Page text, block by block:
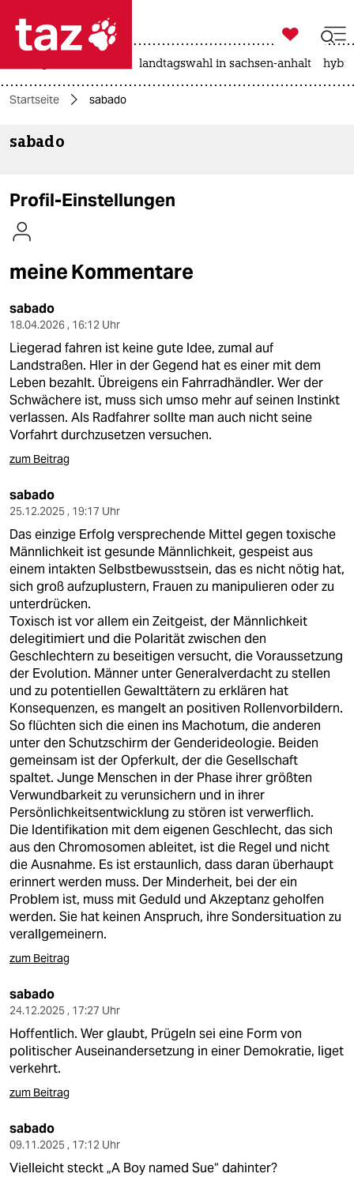
 taz zahl ich
themen
kultur
sport
berlin
nord
wahrheit
verlag
verlag
shop
fragen & hilfe
unterstützen
abo
genossenschaft
epaper login

taz zahl ich
landtagswahl in sachsen-anhalt
Startseite sabado
sabado
Profil-Einstellungen
meine Kommentare
sabado
18.04.2026 , 16:12 Uhr
Liegerad fahren ist keine gute Idee, zumal auf
Landstraßen. HIer in der Gegend hat es einer mit dem
Leben bezahlt. Übreigens ein Fahrradhändler. Wer der
Schwächere ist, muss sich umso mehr auf seinen Instinkt
verlassen. Als Radfahrer sollte man auch nicht seine
Vorfahrt durchzusetzen versuchen.
zum Beitrag
sabado
25.12.2025 , 19:17 Uhr
Das einzige Erfolg versprechende Mittel gegen toxische
Männlichkeit ist gesunde Männlichkeit, gespeist aus
einem intakten Selbstbewusstsein, das es nicht nötig hat,
sich groß aufzuplustern, Frauen zu manipulieren oder zu
unterdrücken.
Toxisch ist vor allem ein Zeitgeist, der Männlichkeit
delegitimiert und die Polarität zwischen den
Geschlechtern zu beseitigen versucht, die Voraussetzung
der Evolution. Männer unter Generalverdacht zu stellen
und zu potentiellen Gewalttätern zu erklären hat
Konsequenzen, es mangelt an positiven Rollenvorbildern.
So flüchten sich die einen ins Machotum, die anderen
unter den Schutzschirm der Genderideologie. Beiden
gemeinsam ist der Opferkult, der die Gesellschaft
spaltet. Junge Menschen in der Phase ihrer größten
Verwundbarkeit zu verunsichern und in ihrer
Persönlichkeitsentwicklung zu stören ist verwerflich.
Die Identifikation mit dem eigenen Geschlecht, das sich
aus den Chromosomen ableitet, ist die Regel und nicht
die Ausnahme. Es ist erstaunlich, dass daran überhaupt
erinnert werden muss. Der Minderheit, bei der ein
Problem ist, muss mit Geduld und Akzeptanz geholfen
werden. Sie hat keinen Anspruch, ihre Sondersituation zu
verallgemeinern.
zum Beitrag
sabado
24.12.2025 , 17:27 Uhr
Hoffentlich. Wer glaubt, Prügeln sei eine Form von
politischer Auseinandersetzung in einer Demokratie, liget
verkehrt.
zum Beitrag
sabado
09.11.2025 , 17:12 Uhr
Vielleicht steckt „A Boy named Sue“ dahinter?